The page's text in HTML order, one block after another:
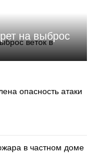
на выброс
опасность атаки
в частном доме